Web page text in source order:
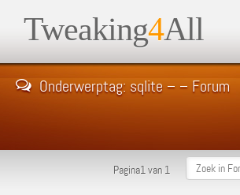
Tweaking4All
Onderwerptag: sqlite – – Forum
Pagina1 van 1